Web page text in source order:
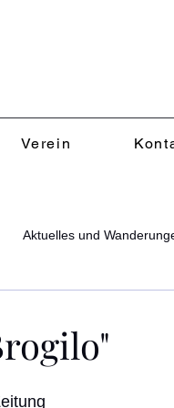
Verein
Aktuelles und